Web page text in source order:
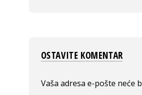
OSTAVITE KOMENTAR
Vaša adresa e-pošte neće